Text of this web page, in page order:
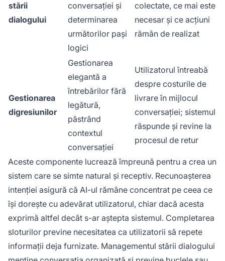
stării
dialogului
conversației și
determinarea
următorilor pași
logici
colectate, ce mai este
necesar și ce acțiuni
rămân de realizat
Gestionarea
digresiunilor
Gestionarea
elegantă a
întrebărilor fără
legătură,
păstrând
contextul
conversației
Utilizatorul întreabă
despre costurile de
livrare în mijlocul
conversației; sistemul
răspunde și revine la
procesul de retur
Aceste componente lucrează împreună pentru a crea un
sistem care se simte natural și receptiv. Recunoașterea
intenției asigură că AI-ul rămâne concentrat pe ceea ce
își dorește cu adevărat utilizatorul, chiar dacă acesta
exprimă altfel decât s-ar aștepta sistemul. Completarea
sloturilor previne necesitatea ca utilizatorii să repete
informații deja furnizate. Managementul stării dialogului